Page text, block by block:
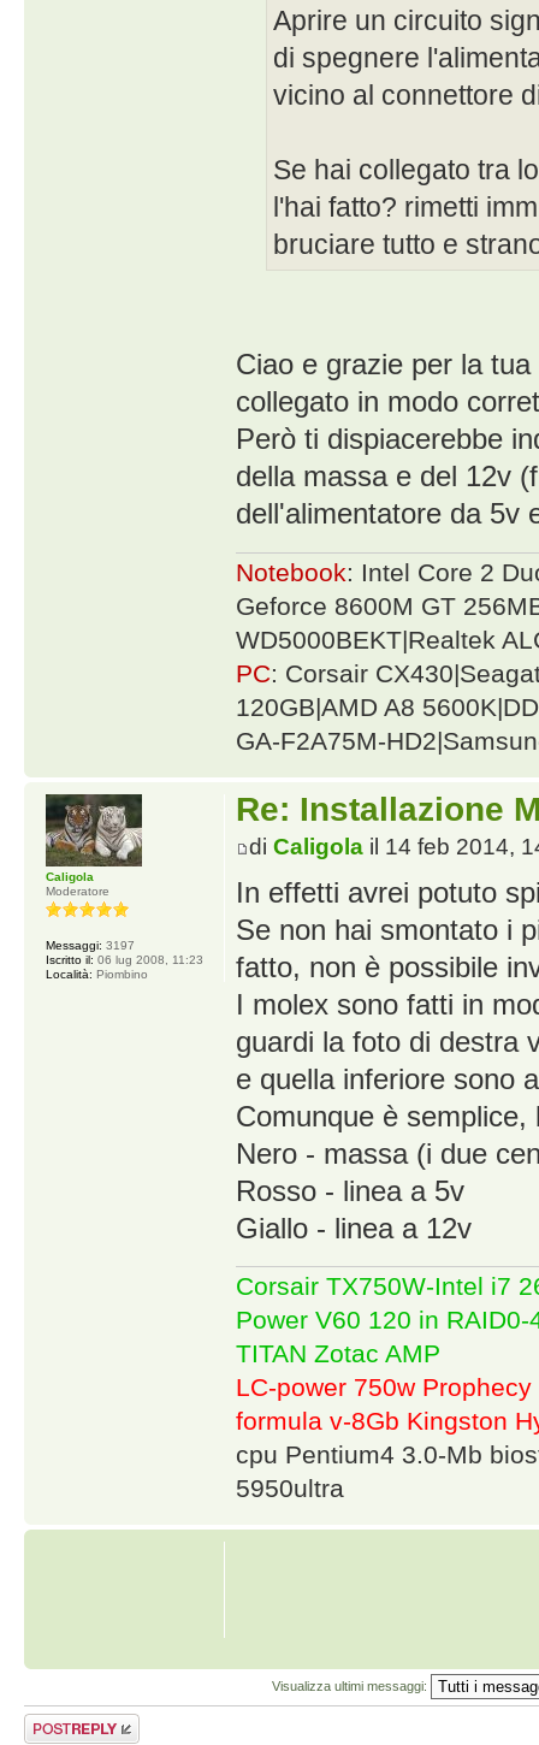
Aprire un circuito
di spegnere
vicino al connettore
Se hai collegato tra
l'hai fatto? rimetti
bruciare tutto e
Ciao e grazie per la
collegato in modo
Però ti dispiacerebbe
della massa e del 12v
dell'alimentatore da 5v
Notebook: Intel Core 2
Geforce 8600M GT
WD5000BEKT|Realtek
PC: Corsair
120GB|AMD A8
GA-F2A75M-
Re: Installazione
di Caligolail 14 feb 2014,
In effetti avrei potuto
Se non hai smontato i
fatto, non è possibile
I molex sono fatti in
guardi la foto di destra
e quella inferiore sono
Comunque è
Nero - massa (i due
Rosso - linea a 5v
Giallo - linea a 12v
Corsair TX750W-Intel i7
Power V60 120 in
TITAN Zotac AMP
LC-power 750w
formula v-8Gb Kingston
cpu Pentium4 3.0-Mb
5950ultra
Caligola
Moderatore
Messaggi: 3197
Iscritto il: 06 lug 2008, 11:23
Località: Piombino
Visualizza ultimi messaggi:
Rispondi al
messaggio